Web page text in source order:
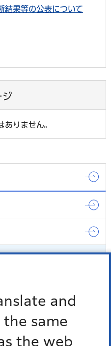
and
the same
the web
結果等の公表について
ジ
りません。
とみる